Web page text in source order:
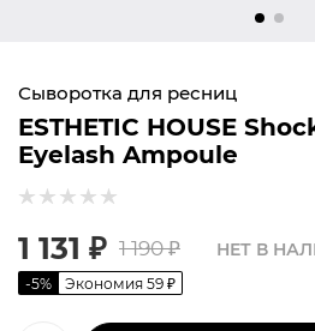
Сыворотка для ресниц
ESTHETIC HOUSE
Eyelash Ampoule
1 131 ₽ 1 190₽
-5% Экономия 59 ₽
НЕТ В